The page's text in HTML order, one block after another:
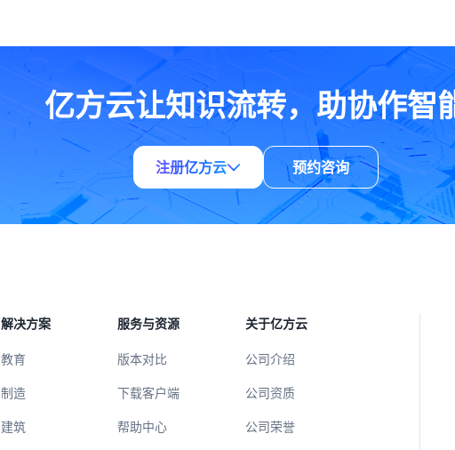
亿方云让知识流转，助协作智
注册亿方云 预约咨询
解决方案
教育
制造
建筑
服务与资源
版本对比
下载客户端
帮助中心
关于亿方云
公司介绍
公司资质
公司荣誉